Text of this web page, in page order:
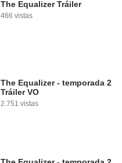
The Equalizer Tráiler
466 vistas
The Equalizer - temporada 2
Tráiler VO
2.751 vistas